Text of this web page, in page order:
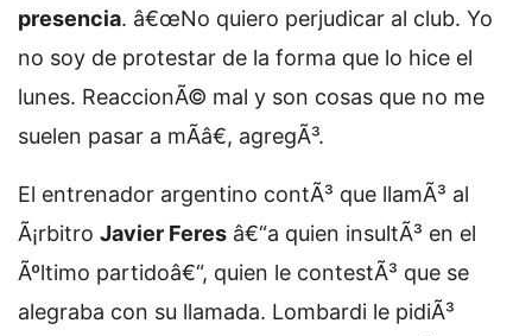
presencia. â€œNo quiero perjudicar al club. Yo
no soy de protestar de la forma que lo hice el
lunes. ReaccionÃ© mal y son cosas que no me
suelen pasar a mÃ­â€, agregÃ³.
El entrenador argentino contÃ³ que llamÃ³ al
Ã¡rbitro Javier Feres â€“a quien insultÃ³ en el
Ãºltimo partidoâ€“, quien le contestÃ³ que se
alegraba con su llamada. Lombardi le pidiÃ³